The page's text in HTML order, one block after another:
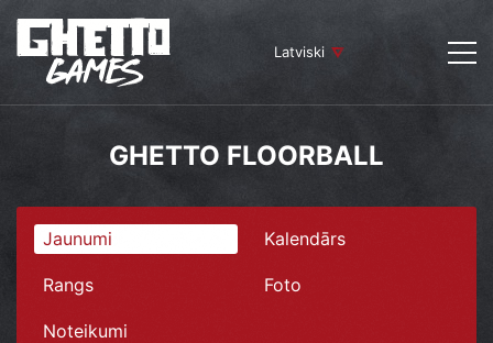
Latviski
GHETTO FLOORBALL
Jaunumi Kalendārs
Rangs Foto
Noteikumi